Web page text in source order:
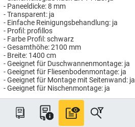
- Paneeldicke: 8 mm
- Transparent: ja
- Einfache Reinigungsbehandlung: ja
- Profil: profillos
- Farbe Profil: schwarz
- Gesamthöhe: 2100 mm
- Breite: 1400 cm
- Geeignet für Duschwannenmontage: ja
- Geeignet für Fliesenbodenmontage: ja
- Geeignet für Montage mit Seitenwand: ja
- Geeignet für Nischenmontage: ja
Artikelnummer: HG7742/140